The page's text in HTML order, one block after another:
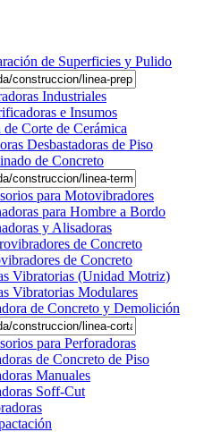
de Superficies y Pulido
Industriales
e Insumos
de Corte de Cerámica
Desbastadoras de Piso
de Concreto
para Motovibradores
para Hombre a Bordo
y Alisadoras
de Concreto
de Concreto
Vibratorias (Unidad Motriz)
Vibratorias Modulares
de Concreto y Demolición
para Perforadoras
de Concreto de Piso
Manuales
Soff-Cut